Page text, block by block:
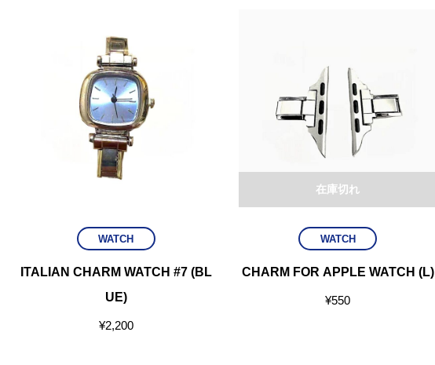
WATCH
ITALIAN CHARM WATCH #7 (BL
UE)
¥2,200
WATCH
CHARM FOR APPLE WATCH (L)
¥550
在庫切れ